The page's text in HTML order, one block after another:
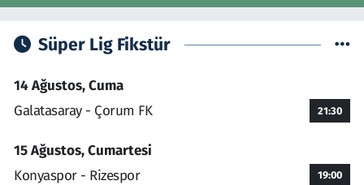
Süper Lig Fikstür
14 Ağustos, Cuma
Galatasaray - Çorum FK
21:30
15 Ağustos, Cumartesi
Konyaspor - Rizespor
19:00